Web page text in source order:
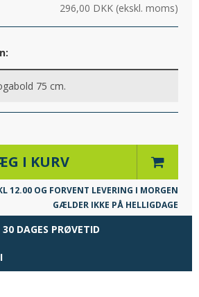
296,00 DKK (ekskl. moms)
75 cm.
I KURV
12.00 OG FORVENT LEVERING I MORGEN
GÆLDER IKKE PÅ HELLIGDAGE
30 DAGES PRØVETID